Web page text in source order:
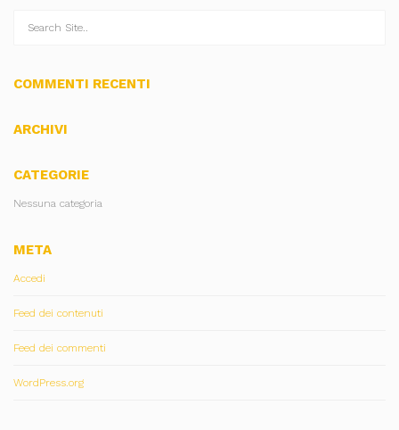
COMMENTI RECENTI
ARCHIVI
CATEGORIE
Nessuna categoria
META
Accedi
Feed dei contenuti
Feed dei commenti
WordPress.org